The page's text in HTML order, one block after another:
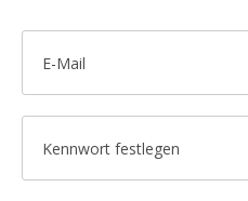
E-Mail
Kennwort festlegen